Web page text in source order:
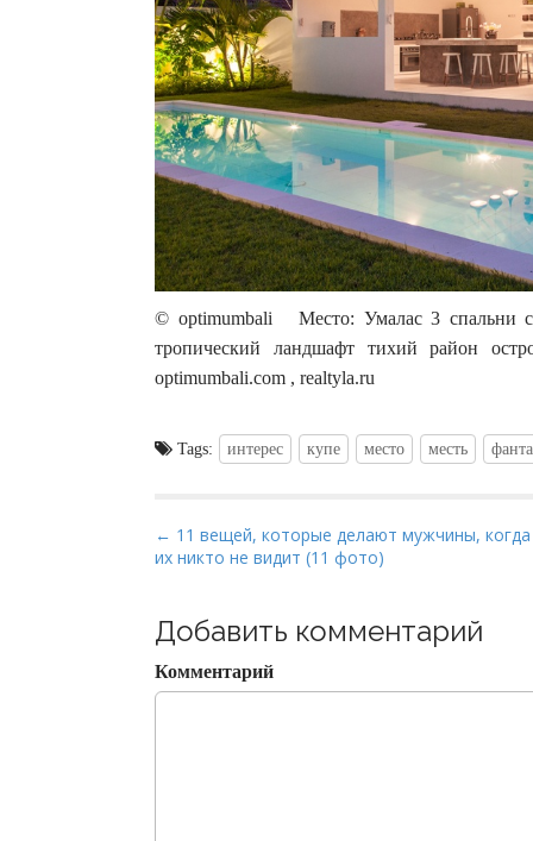
© optimumbali Место: Умалас 3 спальни с
тропический ландшафт тихий район
optimumbali.com , realtyla.ru
Tags: интерес купе место месть
P
o
t
n
a
← 11 вещей, которые делают мужчины, когда
их никто не видит (11 фото)
Добавить комментарий
Комментарий